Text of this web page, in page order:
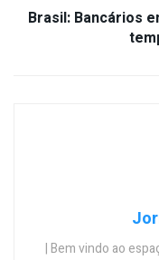
Brasil: Bancários
| Bem vindo ao